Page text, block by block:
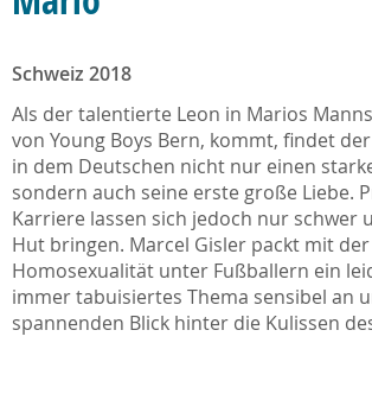
Schweiz 2018
Als der talentierte Leon in Marios
von Young Boys Bern, kommt, findet
in dem Deutschen nicht nur einen
sondern auch seine erste große Liebe.
Karriere lassen sich jedoch nur schwer
Hut bringen. Marcel Gisler packt mit der
Homosexualität unter Fußballern ein
immer tabuisiertes Thema sensibel an
spannenden Blick hinter die Kulissen